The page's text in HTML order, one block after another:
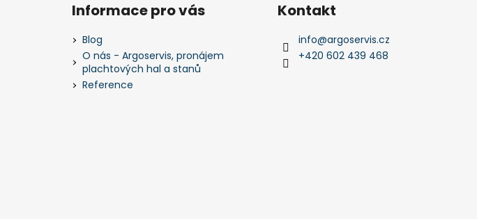
Informace pro vás
Blog
O nás - Argoservis, pronájem
plachtových hal a stanů
Reference
Kontakt
info@argoservis.cz
+420 602 439 468